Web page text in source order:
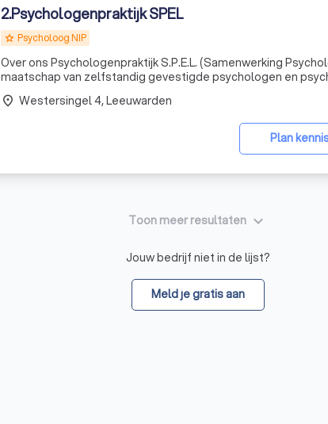
2.Psychologenpraktijk SPEL
grade Psycholoog NIP
Over ons Psychologenpraktijk S.P.E.L. (Samenwerking
maatschap van zelfstandig gevestigde psychologen en
(uitgebreide) diagnostiek generalistische basis geestelijke
ge
Plan
place Westersingel 4, Leeuwarden
Toon meer resultaten keyboard_arrow_down
Jouw bedrijf niet in de lijst?
Meld je gratis aan